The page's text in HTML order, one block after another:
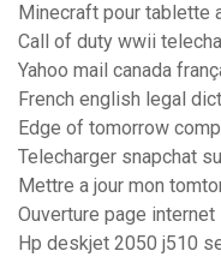
Minecraft pour tablette
Call of duty wwii
Yahoo mail canada
French english legal
Edge of tomorrow
Telecharger snapchat
Mettre a jour mon
Ouverture page
Hp deskjet 2050 j510